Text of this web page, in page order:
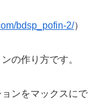
bdsp_pofin-2/）
の作り方です。
ンをマックスにで